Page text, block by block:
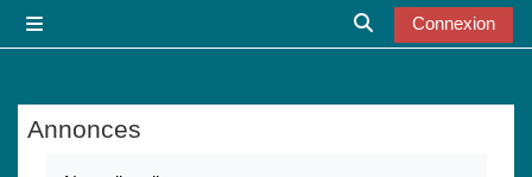
Activer/désactiver
Connexion
Annonces